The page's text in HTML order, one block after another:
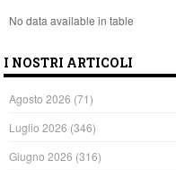
No data available in table
I NOSTRI ARTICOLI
Agosto 2026 (71)
Luglio 2026 (346)
Giugno 2026 (316)